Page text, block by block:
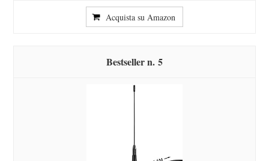
Acquista su Amazon
5